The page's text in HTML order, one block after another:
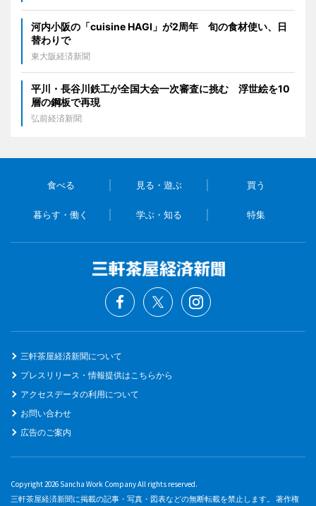
河内小阪の「cuisine HAGI」が2周年 旬の食材使い、日
替わりで
東大阪経済新聞
平川・長谷川鉄工が全国大会一次審査に挑む 浮世絵を10
層の鋼板で再現
弘前経済新聞
食べる 見る・遊ぶ 買う
暮らす・働く 学ぶ・知る 特集
三軒茶屋経済新聞について
プレスリリース・情報提供はこちらから
アクセスデータの利用について
お問い合わせ
広告のご案内
Copyright 2026 Sancha Work Company All rights reserved.
三軒茶屋経済新聞に掲載の記事・写真・図表などの無断転載を禁止します。 著作権